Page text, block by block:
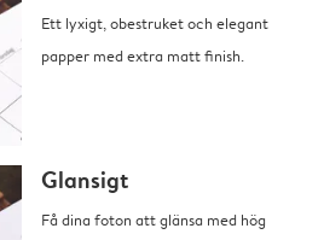
Ett lyxigt, obestruket och elegant
papper med extra matt finish.
Glansigt
Få dina foton att glänsa med hög